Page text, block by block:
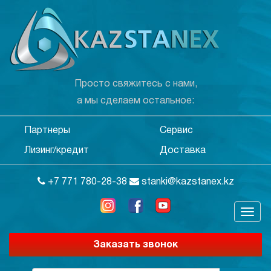
Просто свяжитесь с нами,
а мы сделаем остальное:
Партнеры Сервис
Лизинг/кредит Доставка
+7 771 780-28-38 stanki@kazstanex.kz
Заказать звонок